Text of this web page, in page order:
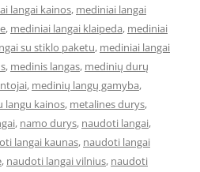
langai kainos, mediniai langai
, mediniai langai klaipeda, mediniai
su stiklo paketu, mediniai langai
, medinis langas, medinių durų
, medinių langų gamyba,
langu kainos, metalines durys,
, namo durys, naudoti langai,
langai kaunas, naudoti langai
, naudoti langai vilnius, naudoti